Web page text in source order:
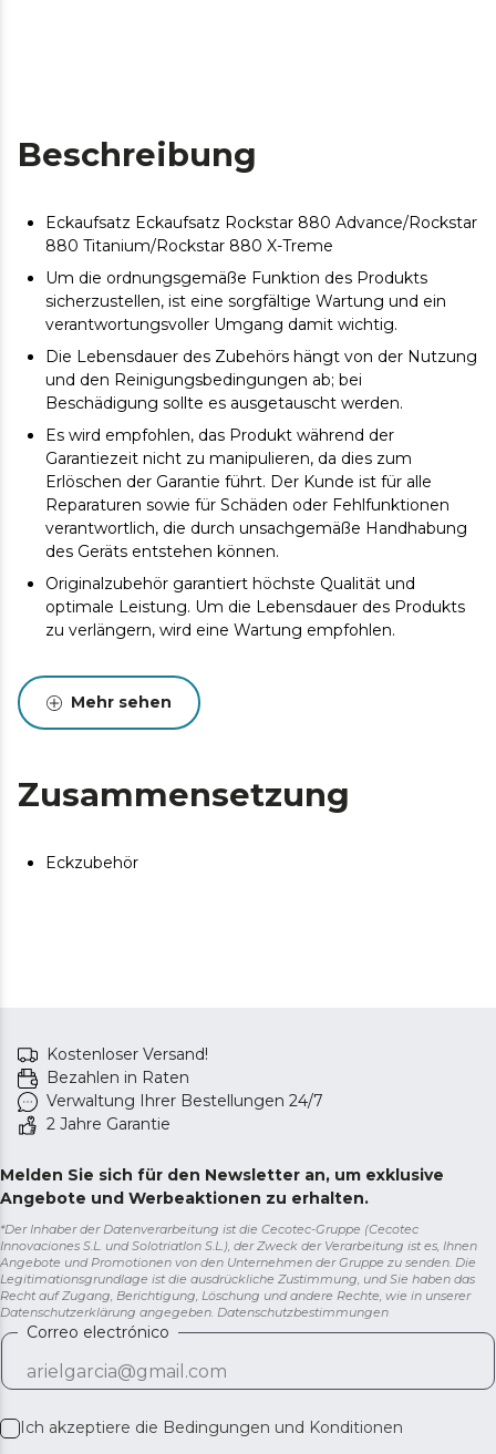
Beschreibung
Eckaufsatz Eckaufsatz Rockstar 880 Advance/Rockstar
880 Titanium/Rockstar 880 X-Treme
Um die ordnungsgemäße Funktion des Produkts
sicherzustellen, ist eine sorgfältige Wartung und ein
verantwortungsvoller Umgang damit wichtig.
Die Lebensdauer des Zubehörs hängt von der Nutzung
und den Reinigungsbedingungen ab; bei
Beschädigung sollte es ausgetauscht werden.
Es wird empfohlen, das Produkt während der
Garantiezeit nicht zu manipulieren, da dies zum
Erlöschen der Garantie führt. Der Kunde ist für alle
Reparaturen sowie für Schäden oder Fehlfunktionen
verantwortlich, die durch unsachgemäße Handhabung
des Geräts entstehen können.
Originalzubehör garantiert höchste Qualität und
optimale Leistung. Um die Lebensdauer des Produkts
zu verlängern, wird eine Wartung empfohlen.
Mehr sehen
Zusammensetzung
Eckzubehör
Kostenloser Versand!
Bezahlen in Raten
Verwaltung Ihrer Bestellungen 24/7
2 Jahre Garantie
Melden Sie sich für den Newsletter an, um exklusive
Angebote und Werbeaktionen zu erhalten.
*Der Inhaber der Datenverarbeitung ist die Cecotec-Gruppe (Cecotec
Innovaciones S.L. und Solotriatlon S.L.), der Zweck der Verarbeitung ist es, Ihnen
Angebote und Promotionen von den Unternehmen der Gruppe zu senden. Die
Legitimationsgrundlage ist die ausdrückliche Zustimmung, und Sie haben das
Recht auf Zugang, Berichtigung, Löschung und andere Rechte, wie in unserer
Datenschutzerklärung angegeben. Datenschutzbestimmungen
Correo electrónico
Ich akzeptiere die Bedingungen und Konditionen